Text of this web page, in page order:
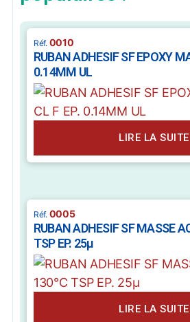
RUBAN ADHESIF SF EPOXY
0.14MM UL
0010
LIRE LA SUITE
RUBAN ADHESIF SF MASSE
TSP EP. 25µ
0005
LIRE LA SUITE